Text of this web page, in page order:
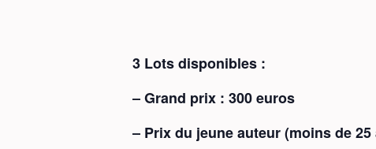
3 Lots disponibles :
– Grand prix : 300 euros
– Prix du jeune auteur (moins de